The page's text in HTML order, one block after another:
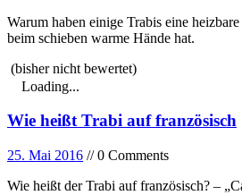
Warum haben einige Trabis eine
beim schieben warme Hände hat.
(bisher nicht bewertet)
Loading...
Wie heißt Trabi auf französisch
25. Mai 2016 // 0 Comments
Wie heißt der Trabi auf französisch? –